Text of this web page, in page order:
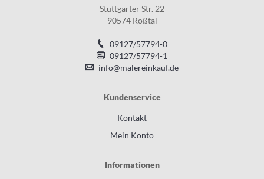
Stuttgarter Str. 22
90574 Roßtal
09127/57794-0
09127/57794-1
info@malereinkauf.de
Kundenservice
Kontakt
Mein Konto
Informationen